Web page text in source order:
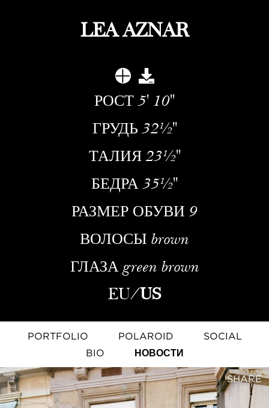
LEA AZNAR
РОСТ 5' 10''
ГРУДЬ 32½''
ТАЛИЯ 23½''
БЕДРА 35½''
РАЗМЕР ОБУВИ 9
ВОЛОСЫ brown
ГЛАЗА green brown
EU/US
PORTFOLIO POLAROID
SOCIAL
BIO
НОВОСТИ
SHARE